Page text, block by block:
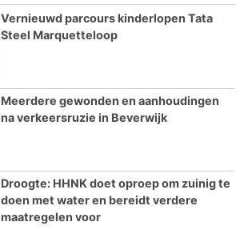
Vernieuwd parcours kinderlopen Tata
Steel Marquetteloop
Meerdere gewonden en aanhoudingen
na verkeersruzie in Beverwijk
Droogte: HHNK doet oproep om zuinig te
doen met water en bereidt verdere
maatregelen voor